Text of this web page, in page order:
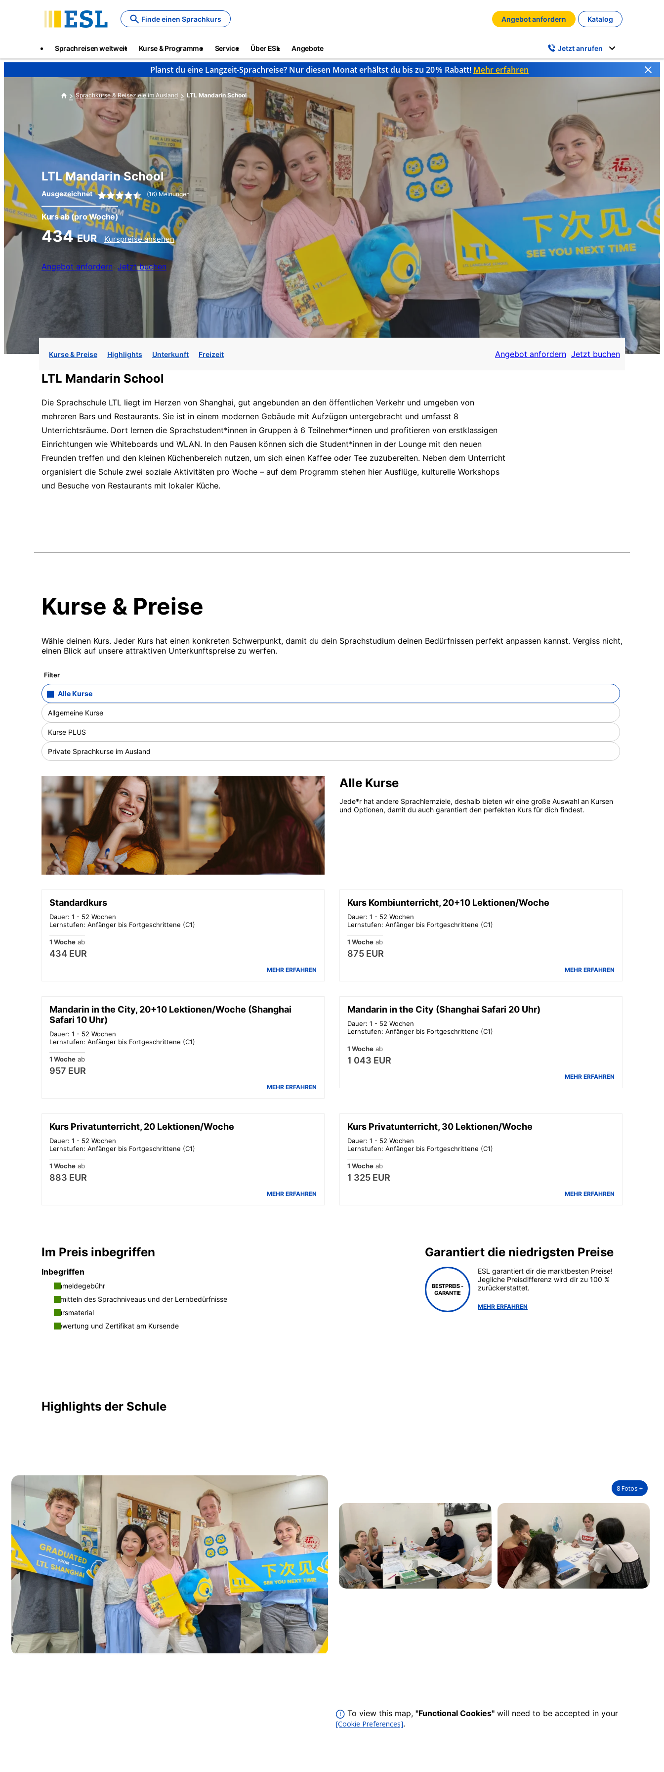
Finde einen Sprachkurs Angebot anfordern Katalog
Sprachreisen weltweit Kurse & Programme Service Über ESL Angebote Jetzt anrufen
Planst du eine Langzeit-Sprachreise? Nur diesen Monat erhältst du bis zu 20 % Rabatt! Mehr erfahren
Sprachkurse & Reiseziele im Ausland LTL Mandarin School
LTL Mandarin School
Ausgezeichnet (16) Meinungen
Kurs ab (pro Woche)
434EUR Kurspreise ansehen
Angebot anfordern Jetzt buchen
Kurse & Preise Highlights Unterkunft Freizeit Angebot anfordern Jetzt buchen
LTL Mandarin School
Die Sprachschule LTL liegt im Herzen von Shanghai, gut angebunden an den öffentlichen Verkehr und umgeben von
mehreren Bars und Restaurants. Sie ist in einem modernen Gebäude mit Aufzügen untergebracht und umfasst 8
Unterrichtsräume. Dort lernen die Sprachstudent*innen in Gruppen à 6 Teilnehmer*innen und profitieren von erstklassigen
Einrichtungen wie Whiteboards und WLAN. In den Pausen können sich die Student*innen in der Lounge mit den neuen
Freunden treffen und den kleinen Küchenbereich nutzen, um sich einen Kaffee oder Tee zuzubereiten. Neben dem Unterricht
organisiert die Schule zwei soziale Aktivitäten pro Woche – auf dem Programm stehen hier Ausflüge, kulturelle Workshops
und Besuche von Restaurants mit lokaler Küche.
Kurse & Preise
Wähle deinen Kurs. Jeder Kurs hat einen konkreten Schwerpunkt, damit du dein Sprachstudium deinen Bedürfnissen perfekt anpassen kannst. Vergiss nicht,
einen Blick auf unsere attraktiven Unterkunftspreise zu werfen.
Filter
Alle Kurse
Allgemeine Kurse
Kurse PLUS
Private Sprachkurse im Ausland
Alle Kurse
Jede*r hat andere Sprachlernziele, deshalb bieten wir eine große Auswahl an Kursen
und Optionen, damit du auch garantiert den perfekten Kurs für dich findest.
Standardkurs
Dauer: 1 - 52 Wochen
Lernstufen: Anfänger bis Fortgeschrittene (C1)
1 Woche ab
434 EUR
MEHR ERFAHREN
Kurs Kombiunterricht, 20+10 Lektionen/Woche
Dauer: 1 - 52 Wochen
Lernstufen: Anfänger bis Fortgeschrittene (C1)
1 Woche ab
875 EUR
MEHR ERFAHREN
Mandarin in the City, 20+10 Lektionen/Woche (Shanghai
Safari 10 Uhr)
Dauer: 1 - 52 Wochen
Lernstufen: Anfänger bis Fortgeschrittene (C1)
1 Woche ab
957 EUR
MEHR ERFAHREN
Mandarin in the City (Shanghai Safari 20 Uhr)
Dauer: 1 - 52 Wochen
Lernstufen: Anfänger bis Fortgeschrittene (C1)
1 Woche ab
1 043 EUR
MEHR ERFAHREN
Kurs Privatunterricht, 20 Lektionen/Woche
Dauer: 1 - 52 Wochen
Lernstufen: Anfänger bis Fortgeschrittene (C1)
1 Woche ab
883 EUR
MEHR ERFAHREN
Kurs Privatunterricht, 30 Lektionen/Woche
Dauer: 1 - 52 Wochen
Lernstufen: Anfänger bis Fortgeschrittene (C1)
1 Woche ab
1 325 EUR
MEHR ERFAHREN
Im Preis inbegriffen
Inbegriffen
Anmeldegebühr
Ermitteln des Sprachniveaus und der Lernbedürfnisse
Kursmaterial
Bewertung und Zertifikat am Kursende
Garantiert die niedrigsten Preise
BESTPREIS -
GARANTIE
ESL garantiert dir die marktbesten Preise!
Jegliche Preisdifferenz wird dir zu 100 %
zurückerstattet.
MEHR ERFAHREN
Highlights der Schule
8Fotos +
To view this map, "Functional Cookies" will need to be accepted in your
[Cookie Preferences].